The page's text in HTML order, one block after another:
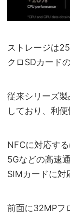
ストレージは
クロSDカード
従来シリーズ
しており、利便
NFCに対応す
5Gなどの高速
SIMカードに対
前面に32MPフ